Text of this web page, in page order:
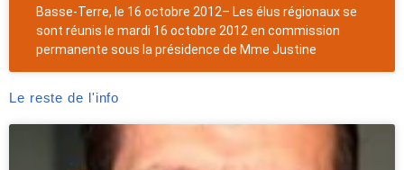
Basse-Terre, le 16 octobre 2012– Les élus régionaux se
sont réunis le mardi 16 octobre 2012 en commission
permanente sous la présidence de Mme Justine
Le reste de l'info